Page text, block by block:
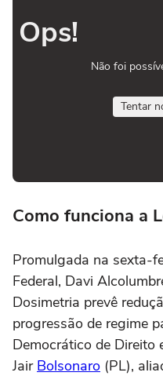
Ops!
Não foi
Tentar
Como funciona a
Promulgada na sexta-
Federal, Davi
Dosimetria prevê
progressão de regime
Democrático de Direito
Jair Bolsonaro (PL),